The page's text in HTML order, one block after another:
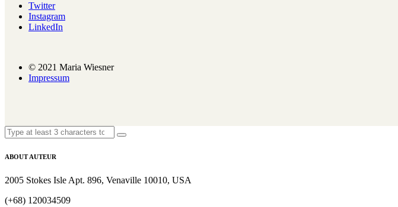
Twitter
Instagram
LinkedIn
© 2021 Maria Wiesner
Impressum
ABOUT AUTEUR
2005 Stokes Isle Apt. 896, Venaville 10010, USA
(+68) 120034509